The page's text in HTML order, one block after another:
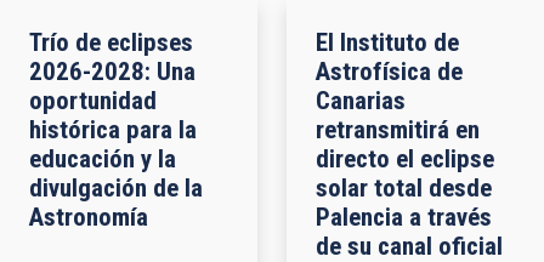
Trío de eclipses
2026-2028: Una
oportunidad
histórica para la
educación y la
divulgación de la
Astronomía
El Instituto de
Astrofísica de
Canarias
retransmitirá en
directo el eclipse
solar total desde
Palencia a través
de su canal oficial